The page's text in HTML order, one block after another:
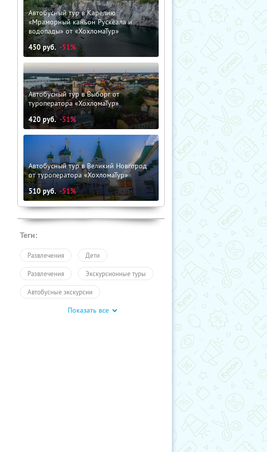
Автобусный тур в Карелию
«Мраморный каньон Рускеала и
водопады» от «ХохломаТур»
450руб. -51%
Автобусный тур в Выборг от
туроператора «ХохломаТур»
420руб. -51%
Автобусный тур в Великий Новгород
от туроператора «ХохломаТур»
510руб. -51%
Теги:
Развлечения Дети
Развлечения Экскурсионные туры
Автобусные экскурсии
Пешие экскурсии Карелия
Показать все